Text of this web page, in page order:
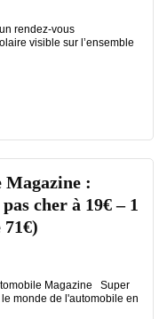
rendez-vous
visible sur l’ensemble
Magazine :
cher à 19€ – 1
71€)
Magazine Super
monde de l'automobile en